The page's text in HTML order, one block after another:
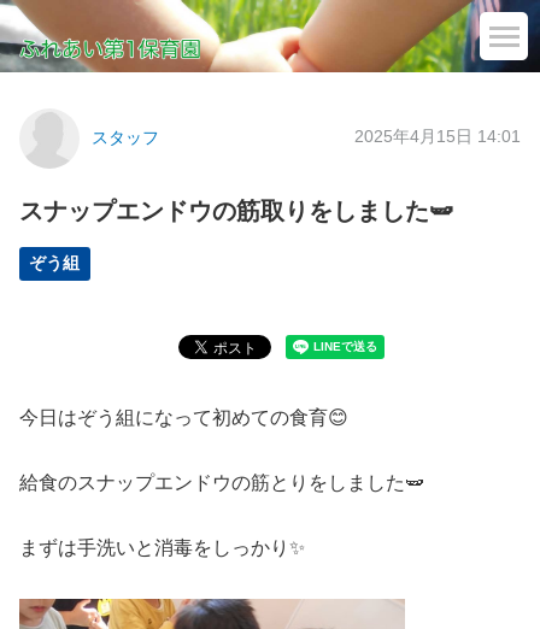
スタッフ 2025年4月15日 14:01
スナップエンドウの筋取りをしました🫛
ぞう組
今日はぞう組になって初めての食育😊
給食のスナップエンドウの筋とりをしました🫛
まずは手洗いと消毒をしっかり✨